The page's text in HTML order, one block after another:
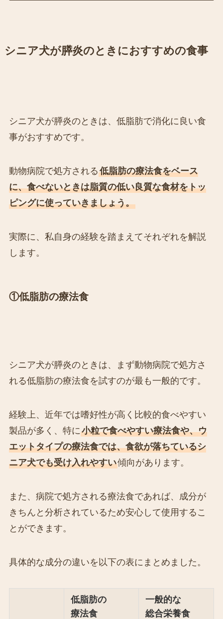
シニア犬が膵炎のときにおすすめの食事
シニア犬が膵炎のときは、低脂肪で消化に良い食
事がおすすめです。
動物病院で処方される低脂肪の療法食をベース
に、食べないときは脂質の低い良質な食材をトッ
ピングに使っていきましょう。
実際に、私自身の経験を踏まえてそれぞれを解説
します。
①低脂肪の療法食
シニア犬が膵炎のときは、まず動物病院で処方さ
れる低脂肪の療法食を試すのが最も一般的です。
経験上、近年では嗜好性が高く比較的食べやすい
製品が多く、特に小粒で食べやすい療法食や、ウ
エットタイプの療法食では、食欲が落ちているシ
ニア犬でも受け入れやすい傾向があります。
また、病院で処方される療法食であれば、成分が
きちんと分析されているため安心して使用するこ
とができます。
具体的な成分の違いを以下の表にまとめました。
低脂肪の
療法食
一般的な
総合栄養食